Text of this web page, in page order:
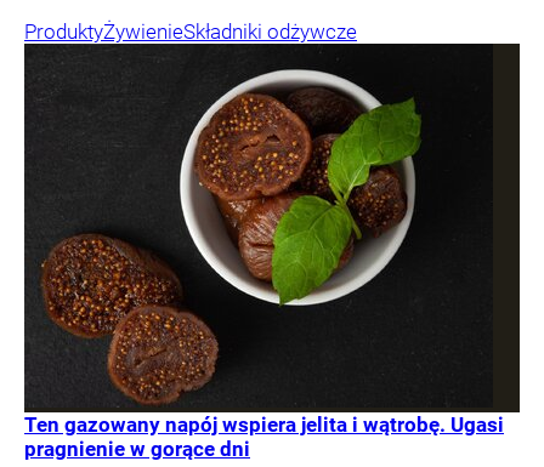
ProduktyŻywienieSkładniki odżywcze
Ten gazowany napój wspiera jelita i wątrobę. Ugasi
pragnienie w gorące dni